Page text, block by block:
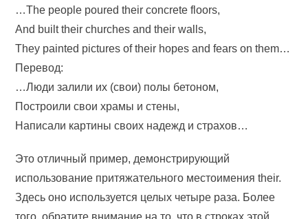
…The people poured their concrete floors,
And built their churches and their walls,
They painted pictures of their hopes and fears on them…
Перевод:
…Люди залили их (свои) полы бетоном,
Построили свои храмы и стены,
Написали картины своих надежд и страхов…
Это отличный пример, демонстрирующий
использование притяжательного местоимения their.
Здесь оно используется целых четыре раза. Более
того, обратите внимание на то, что в строках этой